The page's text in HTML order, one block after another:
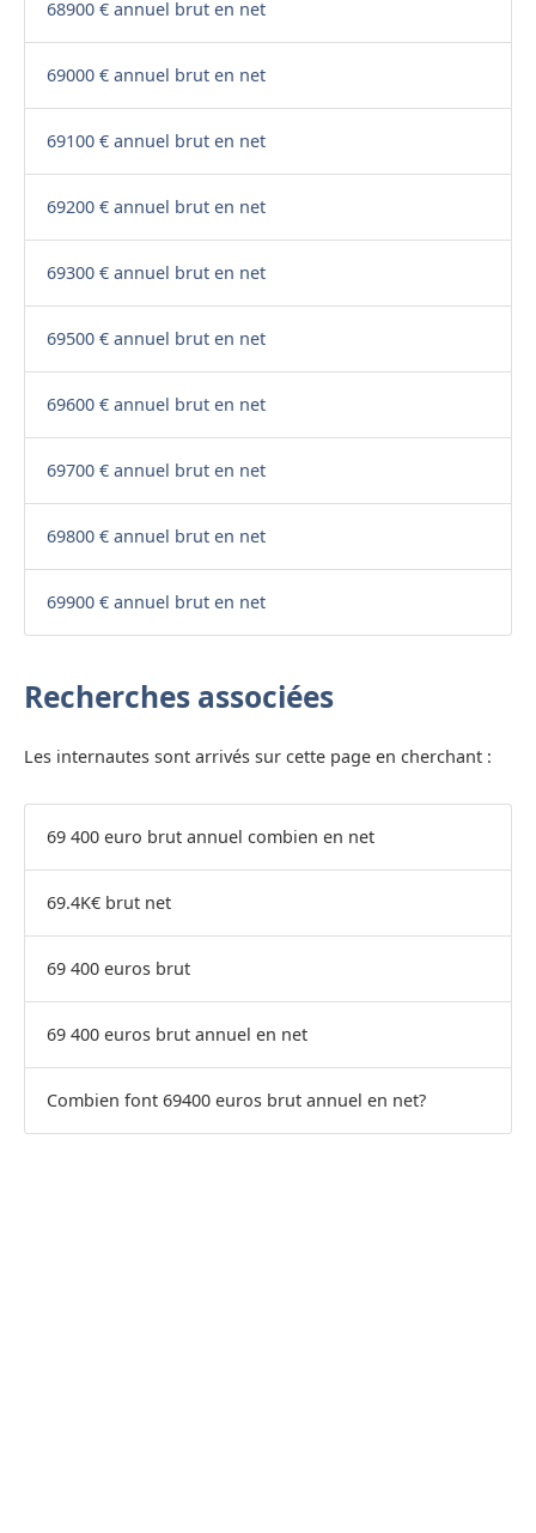
68900 € annuel brut en net
69000 € annuel brut en net
69100 € annuel brut en net
69200 € annuel brut en net
69300 € annuel brut en net
69500 € annuel brut en net
69600 € annuel brut en net
69700 € annuel brut en net
69800 € annuel brut en net
69900 € annuel brut en net
Recherches associées
Les internautes sont arrivés sur cette page en cherchant :
69 400 euro brut annuel combien en net
69.4K€ brut net
69 400 euros brut
69 400 euros brut annuel en net
Combien font 69400 euros brut annuel en net?